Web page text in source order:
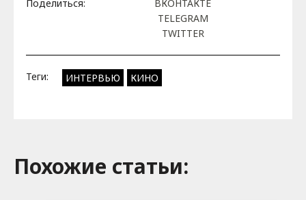
Поделиться:
ВКОНТАКТЕ
TELEGRAM
TWITTER
Теги: ИНТЕРВЬЮ КИНО
Похожие cтатьи: